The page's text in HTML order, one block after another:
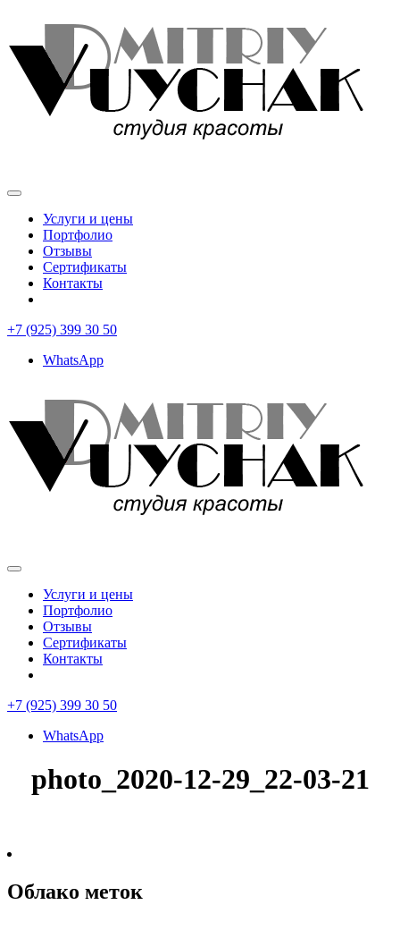
Услуги и цены
Портфолио
Отзывы
Сертификаты
Контакты
+7 (925) 399 30 50
WhatsApp
Услуги и цены
Портфолио
Отзывы
Сертификаты
Контакты
+7 (925) 399 30 50
WhatsApp
photo_2020-12-29_22-03-21
Облако меток